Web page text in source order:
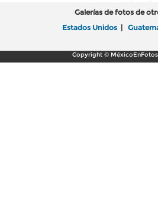
Galerías de fotos de
Estados Unidos |
Copyright ©